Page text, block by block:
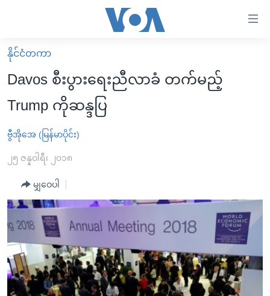
လွယ်ကူ
စေ
သည့်
များ
ပင်မ
ကျော်
ကြည့်
ရန်
ပင်မ
အ
ညွန်း
မူလစာမျက်နှာ
မြန်မာ
ကမ္ဘာ့သတင်းများ
နိုင်ငံတကာ
အမေရိကန်
အစ္စရေး-ပါလက်စတိုင်း
ဗွီဒီယို
သတင်းလွတ်လပ်ခွင့်
အင်္ဂလိပ်စာလေ့လာမယ်
အမေရိကန်သုံးအီဒီယံ
မကြေးမုံရဲ့ အင်္ဂလိပ်စာ
ရုပ်ရှင်ထဲက အင်္ဂလိပ်စာ
သုတပဒေသာ အင်္ဂလိပ်စာ
အပတ်စဉ်ကဏ္ဍများ
ရေဒီယို
တီဗွီ
ရေဒီယိုနှင့်ရုပ်သံ အချက်အလက်များ
ရေဒီယို/တီဗွီအစီအစဉ်
Learning English
နိုင်ငံတကာ
Davos စီးပွားရေးညီလာခံ တက်မည့်
Trump ကိုဆန္ဒပြ
ဗွီအိုအေ (မြန်မာပိုင်း)
၂၅ ဇန္နဝါရီ၊ ၂၀၁၈
မျှဝေပါ